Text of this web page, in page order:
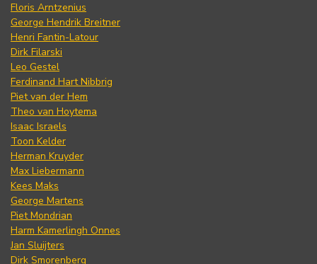
Floris Arntzenius
George Hendrik Breitner
Henri Fantin-Latour
Dirk Filarski
Leo Gestel
Ferdinand Hart Nibbrig
Piet van der Hem
Theo van Hoytema
Isaac Israels
Toon Kelder
Herman Kruyder
Max Liebermann
Kees Maks
George Martens
Piet Mondrian
Harm Kamerlingh Onnes
Jan Sluijters
Dirk Smorenberg